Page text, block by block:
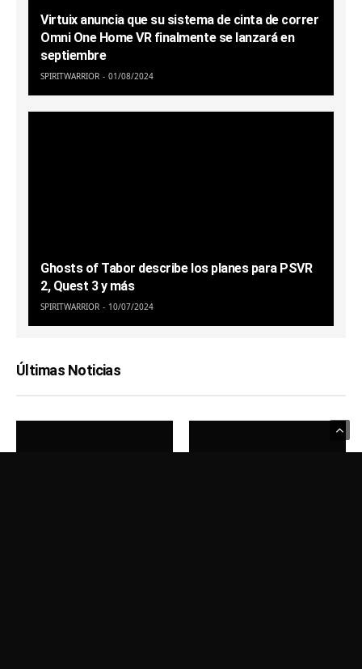
Virtuix anuncia que su sistema de cinta de correr
Omni One Home VR finalmente se lanzará en
septiembre
SPIRITWARRIOR 01/08/2024
Ghosts of Tabor describe los planes para PSVR
2, Quest 3 y más
SPIRITWARRIOR 10/07/2024
Últimas Noticias